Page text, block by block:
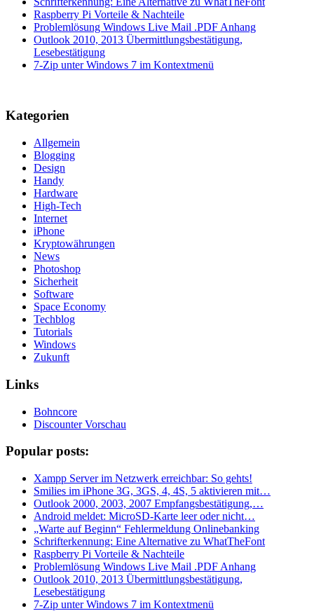
Raspberry Pi Vorteile & Nachteile
Problemlösung Windows Live Mail .PDF Anhang
Outlook 2010, 2013 Übermittlungsbestätigung,
Lesebestätigung
7-Zip unter Windows 7 im Kontextmenü
Kategorien
Allgemein
Blogging
Design
Handy
Hardware
High-Tech
Internet
iPhone
Kryptowährungen
News
Photoshop
Sicherheit
Software
Space Economy
Techblog
Tutorials
Windows
Zukunft
Links
Bohncore
Discounter Vorschau
Popular posts:
Xampp Server im Netzwerk erreichbar: So gehts!
Smilies im iPhone 3G, 3GS, 4, 4S, 5 aktivieren mit…
Outlook 2000, 2003, 2007 Empfangsbestätigung,…
Android meldet: MicroSD-Karte leer oder nicht…
„Warte auf Beginn“ Fehlermeldung Onlinebanking
Schrifterkennung: Eine Alternative zu WhatTheFont
Raspberry Pi Vorteile & Nachteile
Problemlösung Windows Live Mail .PDF Anhang
Outlook 2010, 2013 Übermittlungsbestätigung,
Lesebestätigung
7-Zip unter Windows 7 im Kontextmenü